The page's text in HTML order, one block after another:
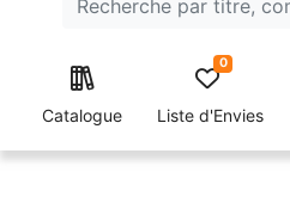
Catalogue Liste d'Envies
0